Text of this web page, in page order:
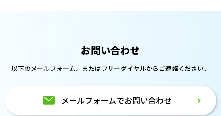
お問い合わせ
以下のメールフォーム、またはフリーダイヤルからご連絡ください。
メールフォームでお問い合わせ